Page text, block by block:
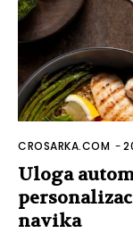
CROSARKA.COM -
Uloga
navika